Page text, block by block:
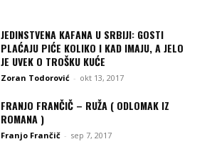
JEDINSTVENA KAFANA U SRBIJI: GOSTI
PLAĆAJU PIĆE KOLIKO I KAD IMAJU, A JELO
JE UVEK O TROŠKU KUĆE
Zoran Todorović - okt 13, 2017
FRANJO FRANČIČ – RUŽA ( ODLOMAK IZ
ROMANA )
Franjo Frančič - sep 7, 2017